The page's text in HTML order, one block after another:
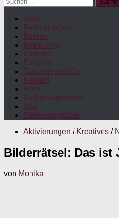
nach:
Start
Fortbildungen
Bücher
Betreuung
Themen
Exklusiv
Taschen und Co.
Kontakt
Maw
Nichts verpassen!
App
Stellenangebote
Aktivierungen / Kreatives /
Bilderrätsel: Das ist
von Monika